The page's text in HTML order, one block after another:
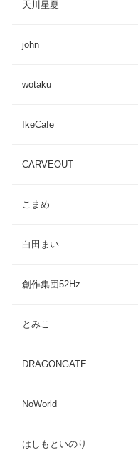
天川星夏
john
wotaku
IkeCafe
CARVEOUT
こまめ
白田まい
創作集団52Hz
とみこ
DRAGONGATE
NoWorld
はしもといのり